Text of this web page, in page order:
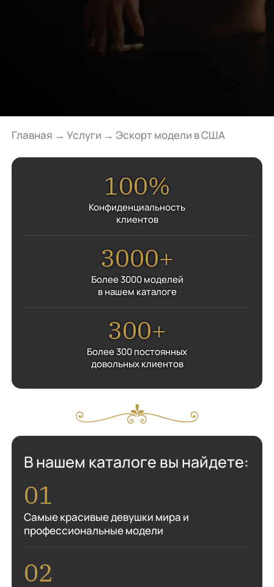
Главная → Услуги → Эскорт модели в США
100%
Конфиденциальность
клиентов
3000+
Более 3000 моделей
в нашем каталоге
300+
Более 300 постоянных
довольных клиентов
В нашем каталоге вы найдете:
Самые красивые девушки мира и
профессиональные модели